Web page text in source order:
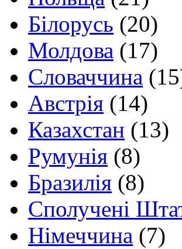
Білорусь (20)
Молдова (17)
Словаччина
Австрія (14)
Казахстан (13)
Румунія (8)
Бразилія (8)
Сполучені
Німеччина (7)